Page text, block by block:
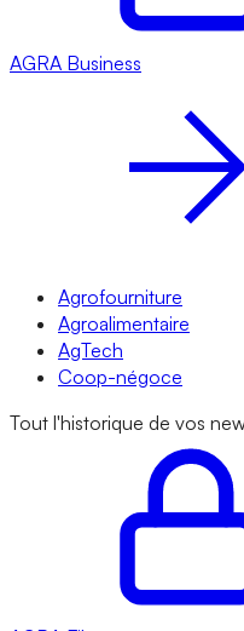
AGRA Business
Agrofourniture
Agroalimentaire
AgTech
Coop-négoce
Tout l'historique de vos